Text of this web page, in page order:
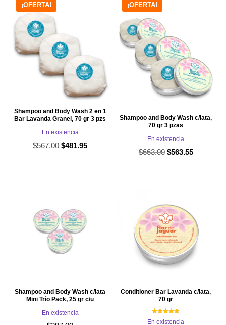
¡OFERTA!
Shampoo and Body Wash 2 en 1
Bar Lavanda Granel, 70 gr 3 pzs
En existencia
$567.00 El
$481.95El
¡OFERTA!
Shampoo and Body Wash c/lata,
70 gr 3 pzas
En existencia
$663.00 El
$663.00.
$563.55El
Shampoo and Body Wash c/lata
Mini Trío Pack, 25 gr c/u
En existencia
Conditioner Bar Lavanda c/lata,
70 gr
Valorado con
5.00
En existencia